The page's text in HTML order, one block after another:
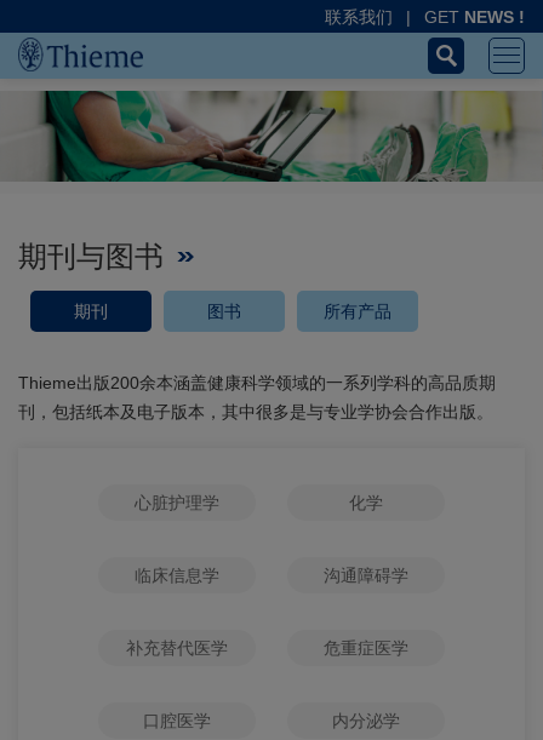
联系我们 | GET NEWS !
期刊与图书
期刊 图书 所有产品
Thieme出版200余本涵盖健康科学领域的一系列学科的高品质期
刊，包括纸本及电子版本，其中很多是与专业学协会合作出版。
心脏护理学 化学
临床信息学 沟通障碍学
补充替代医学 危重症医学
口腔医学 内分泌学